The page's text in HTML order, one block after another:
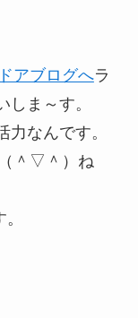
ラ
ま～す。
なんです。
＾▽＾）ね